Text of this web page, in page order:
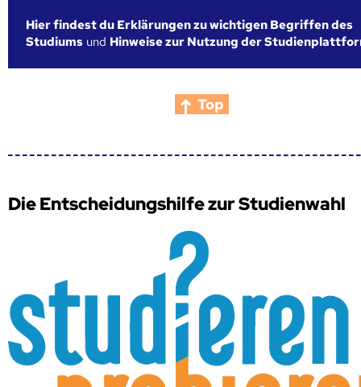
Hier findest du Erklärungen zu wichtigen Begriffen des
Studiums und Hinweise zur Nutzung der
Top
Die Entscheidungshilfe zur Studienwahl